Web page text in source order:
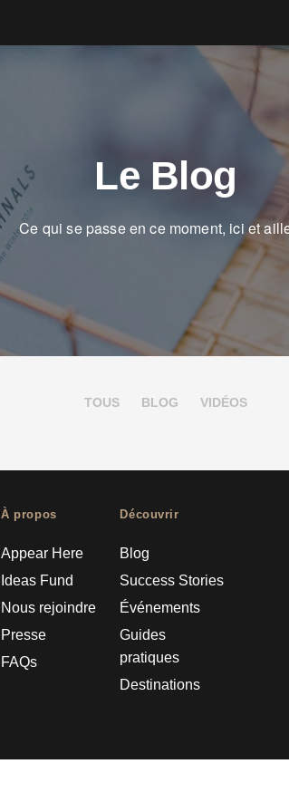
Le Blog
Ce qui se passe en ce moment, ici et
TOUS BLOG VIDÉOS
À propos
Appear Here
Ideas Fund
Nous rejoindre
Presse
FAQs
Découvrir
Blog
Success Stories
Événements
Guides
pratiques
Destinations